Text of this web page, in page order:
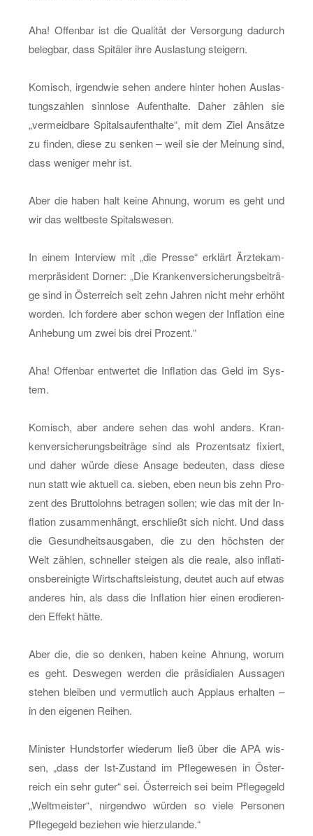
Aha! Of­fen­bar ist die Qua­li­tät der Ver­sor­gung da­durch
be­leg­bar, dass Spi­tä­ler ihre Aus­las­tung stei­gern.
Ko­misch, ir­gend­wie sehen an­de­re hin­ter hohen Aus­las­
tungs­zah­len sinn­lo­se Auf­ent­hal­te. Daher zäh­len sie
„ver­meid­ba­re Spi­tals­auf­ent­hal­te“, mit dem Ziel An­sät­ze
zu fin­den, diese zu sen­ken – weil sie der Mei­nung sind,
dass we­ni­ger mehr ist.
Aber die haben halt keine Ah­nung, worum es geht und
wir das welt­bes­te Spi­tals­we­sen.
In einem In­ter­view mit „die Pres­se“ er­klärt Ärz­te­kam­
mer­prä­si­dent Dor­ner: „Die Kran­ken­ver­si­che­rungs­bei­trä­
ge sind in Ös­ter­reich seit zehn Jah­ren nicht mehr er­höht
wor­den. Ich for­de­re aber schon wegen der In­fla­ti­on eine
An­he­bung um zwei bis drei Pro­zent.“
Aha! Of­fen­bar ent­wer­tet die In­fla­ti­on das Geld im Sys­
tem.
Ko­misch, aber an­de­re sehen das wohl an­ders. Kran­
ken­ver­si­che­rungs­bei­trä­ge sind als Pro­zent­satz fi­xiert,
und daher würde diese An­sa­ge be­deu­ten, dass diese
nun statt wie ak­tu­ell ca. sie­ben, eben neun bis zehn Pro­
zent des Brut­to­lohns be­tra­gen sol­len; wie das mit der In­
fla­ti­on zu­sam­men­hängt, er­schließt sich nicht. Und dass
die Ge­sund­heits­aus­ga­ben, die zu den höchs­ten der
Welt zäh­len, schnel­ler stei­gen als die reale, also in­fla­ti­
ons­be­rei­nig­te Wirt­schafts­leis­tung, deu­tet auch auf etwas
an­de­res hin, als dass die In­fla­ti­on hier einen ero­die­ren­
den Ef­fekt hätte.
Aber die, die so den­ken, haben keine Ah­nung, worum
es geht. Des­we­gen wer­den die prä­si­dia­len Aus­sa­gen
ste­hen blei­ben und ver­mut­lich auch Ap­plaus er­hal­ten –
in den ei­ge­nen Rei­hen.
Mi­nis­ter Hund­stor­fer wie­der­um ließ über die APA wis­
sen, „dass der Ist-Zu­stand im Pfle­ge­we­sen in Ös­ter­
reich ein sehr guter“ sei. Ös­ter­reich sei beim Pfle­ge­geld
„Welt­meis­ter“, nir­gend­wo wür­den so viele Per­so­nen
Pfle­ge­geld be­zie­hen wie hier­zu­lan­de.“